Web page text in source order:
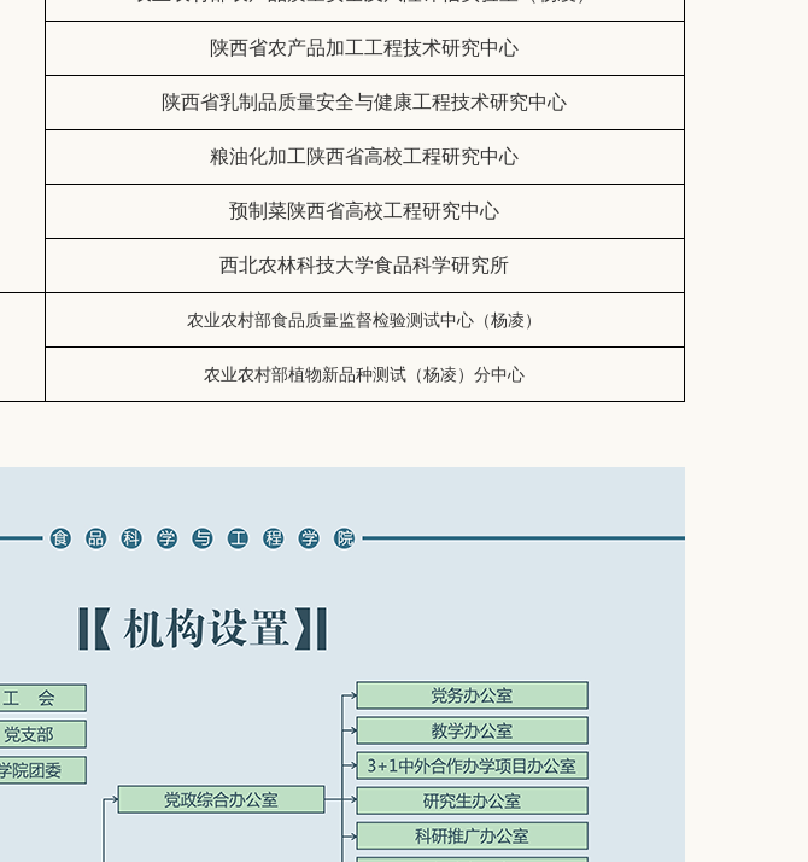
陕西省农产品加工工程技术研究中心
陕西省乳制品质量安全与健康工程技术研究中心
粮油化加工陕西省高校工程研究中心
预制菜陕西省高校工程研究中心
西北农林科技大学食品科学研究所
农业农村部食品质量监督检验测试中心（杨凌）
农业农村部植物新品种测试（杨凌）分中心